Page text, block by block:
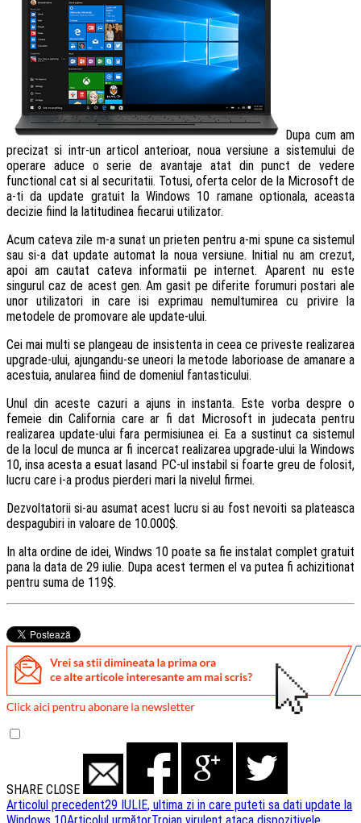
Dupa cum am
precizat si intr-un articol anterioar, noua versiune a sistemului de
operare aduce o serie de avantaje atat din punct de vedere
functional cat si al securitatii. Totusi, oferta celor de la Microsoft de
a-ti da update gratuit la Windows 10 ramane optionala, aceasta
decizie fiind la latitudinea fiecarui utilizator.
Acum cateva zile m-a sunat un prieten pentru a-mi spune ca sistemul
sau si-a dat update automat la noua versiune. Initial nu am crezut,
apoi am cautat cateva informatii pe internet. Aparent nu este
singurul caz de acest gen. Am gasit pe diferite forumuri postari ale
unor utilizatori in care isi exprimau nemultumirea cu privire la
metodele de promovare ale update-ului.
Cei mai multi se plangeau de insistenta in ceea ce priveste realizarea
upgrade-ului, ajungandu-se uneori la metode laborioase de amanare a
acestuia, anularea fiind de domeniul fantasticului.
Unul din aceste cazuri a ajuns in instanta. Este vorba despre o
femeie din California care ar fi dat Microsoft in judecata pentru
realizarea update-ului fara permisiunea ei. Ea a sustinut ca sistemul
de la locul de munca ar fi incercat realizarea upgrade-ului la Windows
10, insa acesta a esuat lasand PC-ul instabil si foarte greu de folosit,
lucru care i-a produs pierderi mari la nivelul firmei.
Dezvoltatorii si-au asumat acest lucru si au fost nevoiti sa plateasca
despagubiri in valoare de 10.000$.
In alta ordine de idei, Windws 10 poate sa fie instalat complet gratuit
pana la data de 29 iulie. Dupa acest termen el va putea fi achizitionat
pentru suma de 119$.
SHARE CLOSE
Navigare
Articolul precedent29 IULIE, ultima zi in care puteti sa dati update la